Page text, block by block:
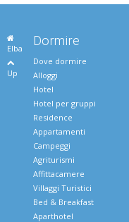
Elba
Up
Dormire
Dove dormire
Alloggi
Hotel
Hotel per gruppi
Residence
Appartamenti
Campeggi
Agriturismi
Affittacamere
Villaggi Turistici
Bed & Breakfast
Aparthotel